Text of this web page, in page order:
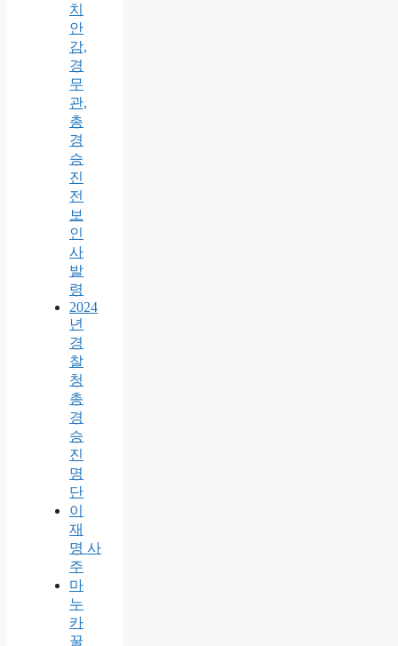
치
안
감,
경
무
관,
총
경
승
진
전
보
인
사
발
령
2024
년
경
찰
청
총
경
승
진
명
단
이
재
명 사
주
마
누
카
꿀